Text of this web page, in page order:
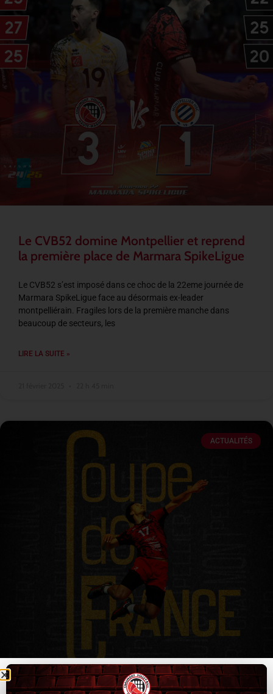
Le CVB52 domine Montpellier et reprend
la première place de Marmara SpikeLigue
Le CVB52 s’est imposé dans ce choc de la 22eme journée de
Marmara SpikeLigue face au désormais ex-leader
montpelliérain. Fragiles lors de la première manche dans
beaucoup de secteurs, les
LIRE LA SUITE »
ACTUALITÉS